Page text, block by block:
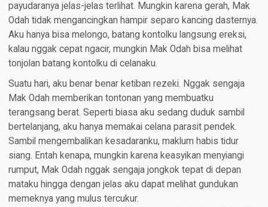
payudaranya jelas-jelas terlihat. Mungkin karena gerah, Mak
Odah tidak mengancingkan hampir separo kancing dasternya.
Aku hanya bisa melongo, batang kontolku langsung ereksi,
kalau nggak cepat ngacir, mungkin Mak Odah bisa melihat
tonjolan batang kontolku di celanaku.
Suatu hari, aku benar benar ketiban rezeki. Nggak sengaja
Mak Odah memberikan tontonan yang membuatku
terangsang berat. Seperti biasa aku sedang duduk sambil
bertelanjang, aku hanya memakai celana parasit pendek.
Sambil mengembalikan kesadaranku, maklum habis tidur
siang. Entah kenapa, mungkin karena keasyikan menyiangi
rumput, Mak Odah nggak sengaja jongkok tepat di depan
mataku hingga dengan jelas aku dapat melihat gundukan
memeknya yang mulus tercukur.